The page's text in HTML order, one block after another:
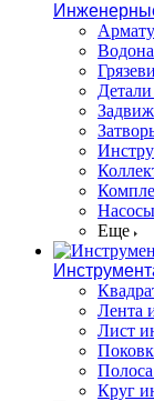
Еще
Лента
Лист
Круг